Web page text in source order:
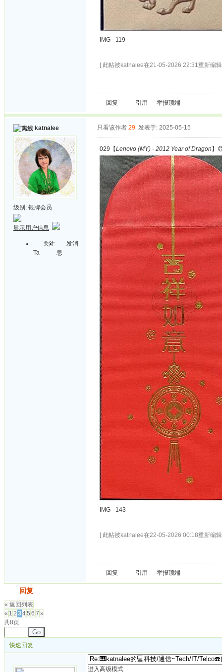
IMG - 119
[ 此帖被katnalee在21-05-2026 22:31重新编
回复 引用 举报顶端
katnalee
级别: 银牌会员
显示用户信息
关注
Ta
发消
息
只看该作者 29 发表于: 2025-05-15
029【Lenovo (MY) - 2012 Year of Dragon 】
IMG - 143
[ 此帖被katnalee在22-05-2026 00:18重新编
回复 引用 举报顶端
回复
« 返回列表
« 1 2 345 6 7 »
共8页
Go
快速回复
进入高级模式